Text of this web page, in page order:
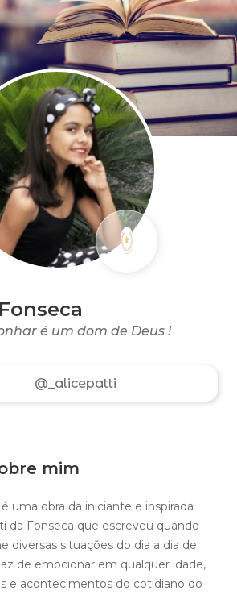
é um dom de Deus !
@_alicepatti
mim
uma obra da iniciante e inspirada
da Fonseca que escreveu quando
diversas situações do dia a dia de
de emocionar em qualquer idade,
e acontecimentos do cotidiano do